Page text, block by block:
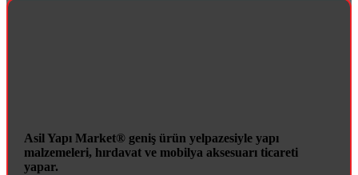
Asil Yapı Market® geniş ürün yelpazesiyle yapı
malzemeleri, hırdavat ve mobilya aksesuarı ticareti
yapar.